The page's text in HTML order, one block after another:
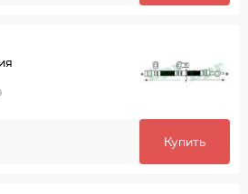
Купить